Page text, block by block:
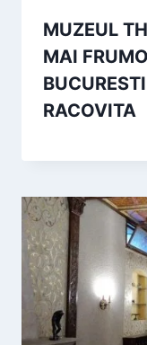
MUZEUL
MAI
RACOVITA